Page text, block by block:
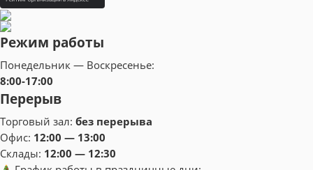
Режим работы
Понедельник — Воскресенье:
8:00-17:00
Перерыв
Торговый зал: без перерыва
Офис: 12:00 — 13:00
Склады: 12:00 — 12:30